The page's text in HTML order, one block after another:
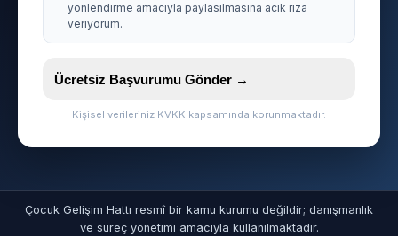
yonlendirme amaciyla paylasilmasina acik riza
veriyorum.
Ücretsiz Başvurumu Gönder →
Kişisel verileriniz KVKK kapsamında korunmaktadır.
Çocuk Gelişim Hattı resmî bir kamu kurumu değildir; danışmanlık
ve süreç yönetimi amacıyla kullanılmaktadır.